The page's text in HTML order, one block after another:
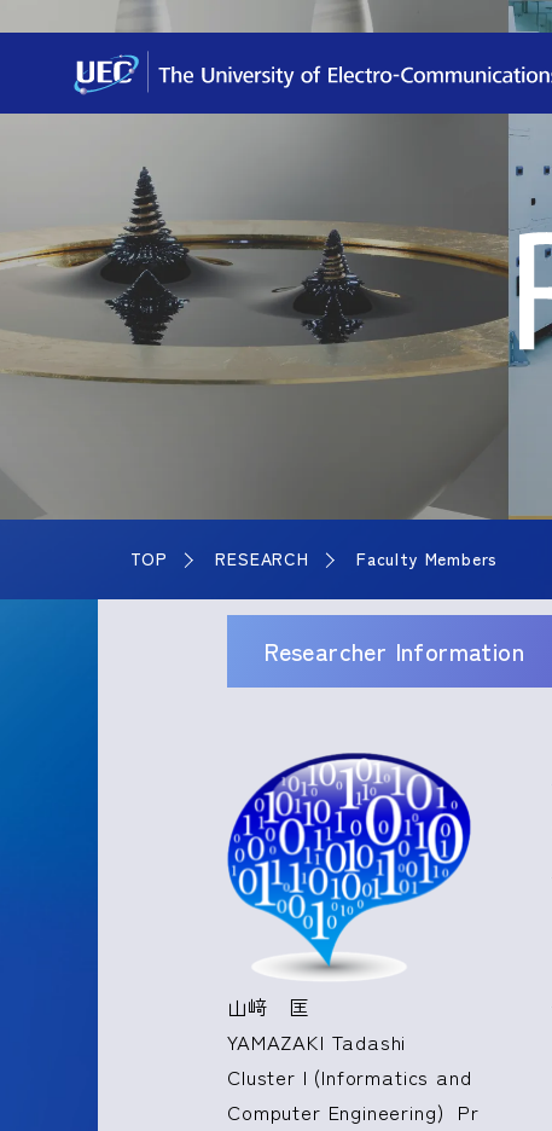
TOP RESEARCH Faculty Members
Researcher Information
山﨑 匡
YAMAZAKI Tadashi
Cluster I (Informatics and
Computer Engineering) Pr